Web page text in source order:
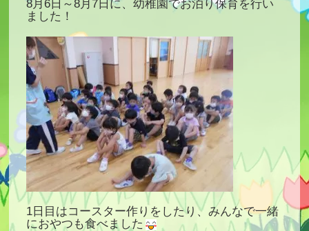
8月6日～8月7日に、幼稚園でお泊り保育を行い
ました！
1日目はコースター作りをしたり、みんなで一緒
におやつも食べました